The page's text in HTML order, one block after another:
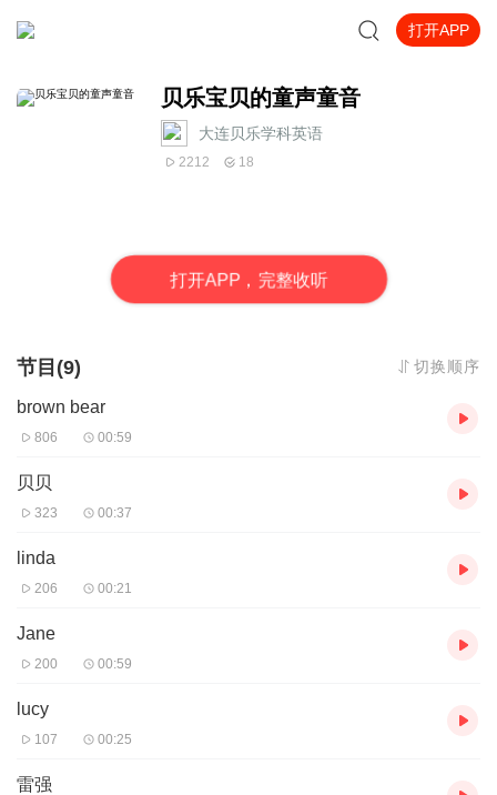
打开APP
贝乐宝贝的童声童音
大连贝乐学科英语
2212 18
打开APP，完整收听
节目(9) 切换顺序
brown bear
806 00:59
贝贝
323 00:37
linda
206 00:21
Jane
200 00:59
lucy
107 00:25
雷强